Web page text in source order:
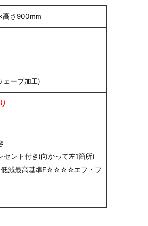
高さ900mm
ェーブ加工)
セント付き(向かって左1箇所)
低減最高基準F☆☆☆☆エフ・フ